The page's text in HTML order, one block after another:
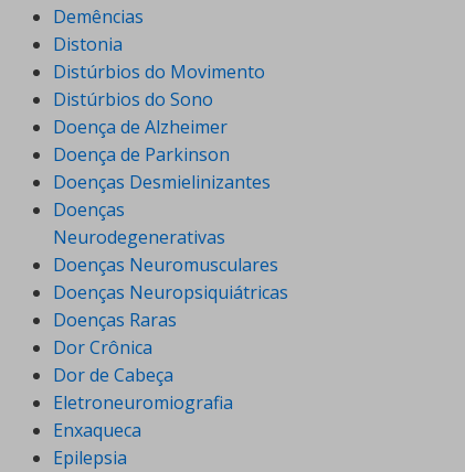
Demências
Distonia
Distúrbios do Movimento
Distúrbios do Sono
Doença de Alzheimer
Doença de Parkinson
Doenças Desmielinizantes
Doenças
Neurodegenerativas
Doenças Neuromusculares
Doenças Neuropsiquiátricas
Doenças Raras
Dor Crônica
Dor de Cabeça
Eletroneuromiografia
Enxaqueca
Epilepsia